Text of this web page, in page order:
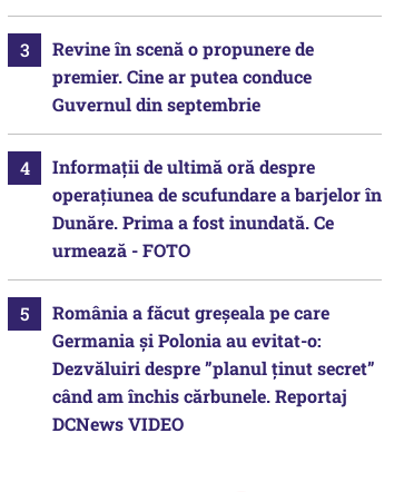
Revine în scenă o propunere de
premier. Cine ar putea conduce
Guvernul din septembrie
Informații de ultimă oră despre
operațiunea de scufundare a barjelor în
Dunăre. Prima a fost inundată. Ce
urmează - FOTO
România a făcut greșeala pe care
Germania și Polonia au evitat-o:
Dezvăluiri despre ”planul ținut secret”
când am închis cărbunele. Reportaj
DCNews VIDEO